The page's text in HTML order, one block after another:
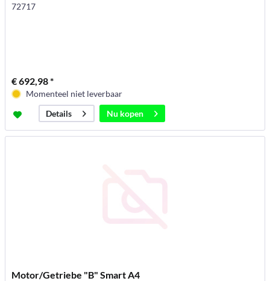
72717
€ 692,98 *
Momenteel niet leverbaar
Details
Nu kopen
Motor/Getriebe "B" Smart A4